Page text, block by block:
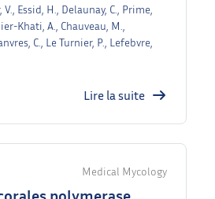
Essid, H., Delaunay, C., Prime,
Khati, A., Chauveau, M.,
C., Le Turnier, P., Lefebvre,
Lire la suite
Medical Mycology
polymerase